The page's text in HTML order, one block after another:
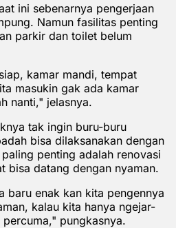
ini sebenarnya pengerjaan
Namun fasilitas penting
parkir dan toilet belum
kamar mandi, tempat
masukin gak ada kamar
nanti," jelasnya.
tak ingin buru-buru
bisa dilaksanakan dengan
penting adalah renovasi
bisa datang dengan nyaman.
baru enak kan kita pengennya
kalau kita hanya ngejar-
pungkasnya.